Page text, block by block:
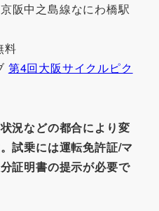
阪中之島線なにわ橋駅
料
第4回大阪サイクルピク
況などの都合により変
試乗には運転免許証/マ
証明書の提示が必要で